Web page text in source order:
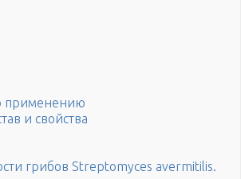
применению
и свойства
грибов Streptomyces avermitilis.